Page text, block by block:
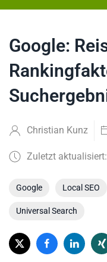
Google:
Christian Kunz
Zuletzt
Google Local SEO
Universal Search